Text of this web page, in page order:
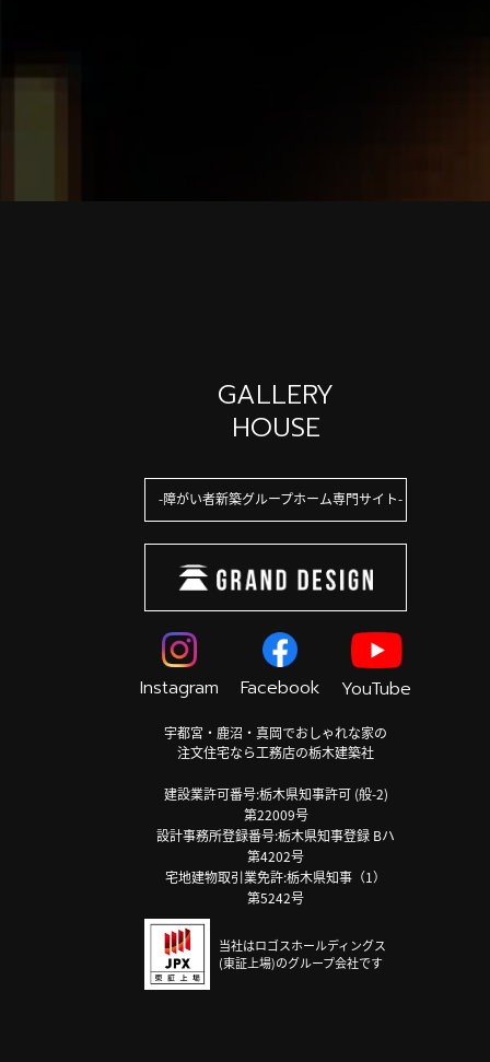
GALLERY
HOUSE
障がい者新築グループホーム専門サイト
Instagram Facebook YouTube
宇都宮・鹿沼・真岡でおしゃれな家の
注文住宅なら工務店の栃木建築社
建設業許可番号:栃木県知事許可 (般-2)
第22009号
設計事務所登録番号:栃木県知事登録 Bハ
第4202号
宅地建物取引業免許:栃木県知事（1）
第5242号
当社はロゴスホールディングス
(東証上場)のグループ会社です